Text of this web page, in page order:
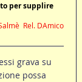
per supplire
 Rel. DAmico
grava su
possa